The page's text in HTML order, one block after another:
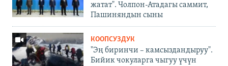
жатат". Чолпон-Атадагы саммит,
Пашиняндын сыны
КООПСУЗДУК
"Эң биринчи – камсыздандыруу".
Бийик чокуларга чыгуу үчүн